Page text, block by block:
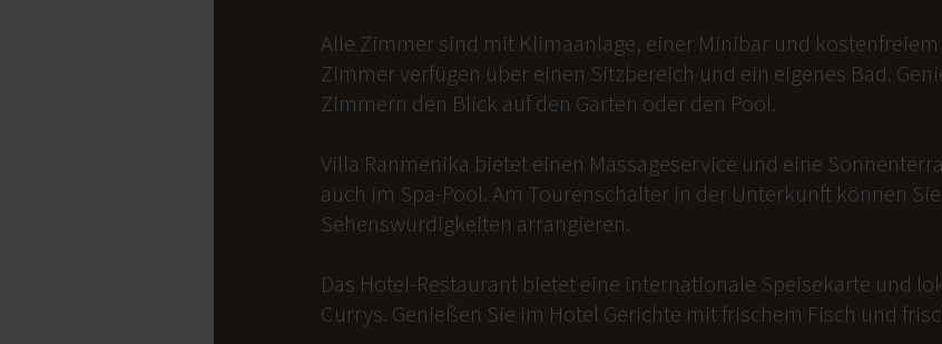
Alle Zimmer sind mit Klimaanlage, einer Minibar und kostenfreiem
Zimmer verfügen über einen Sitzbereich und ein eigenes Bad.
Zimmern den Blick auf den Garten oder den Pool.
Villa Ranmenika bietet einen Massageservice und eine
auch im Spa-Pool. Am Tourenschalter in der Unterkunft können
Sehenswürdigkeiten arrangieren.
Das Hotel-Restaurant bietet eine internationale Speisekarte und
Currys. Genießen Sie im Hotel Gerichte mit frischem Fisch und